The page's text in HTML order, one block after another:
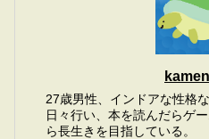
27歳男性、インドアな性格
日々行い、本を読んだらゲ
ら長生きを目指している。